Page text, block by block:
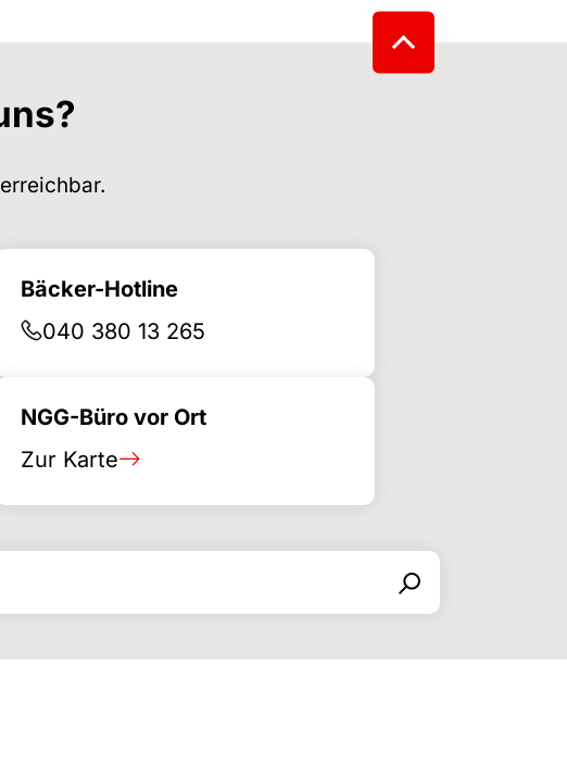
Bäcker-Hotline
040 380 13 265
NGG-Büro vor Ort
Zur Karte
Поиск